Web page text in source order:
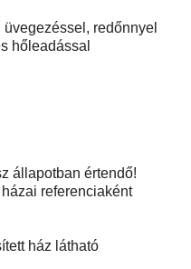
redőnnyel
hőleadással
állapotban értendő!
referenciaként
ház látható